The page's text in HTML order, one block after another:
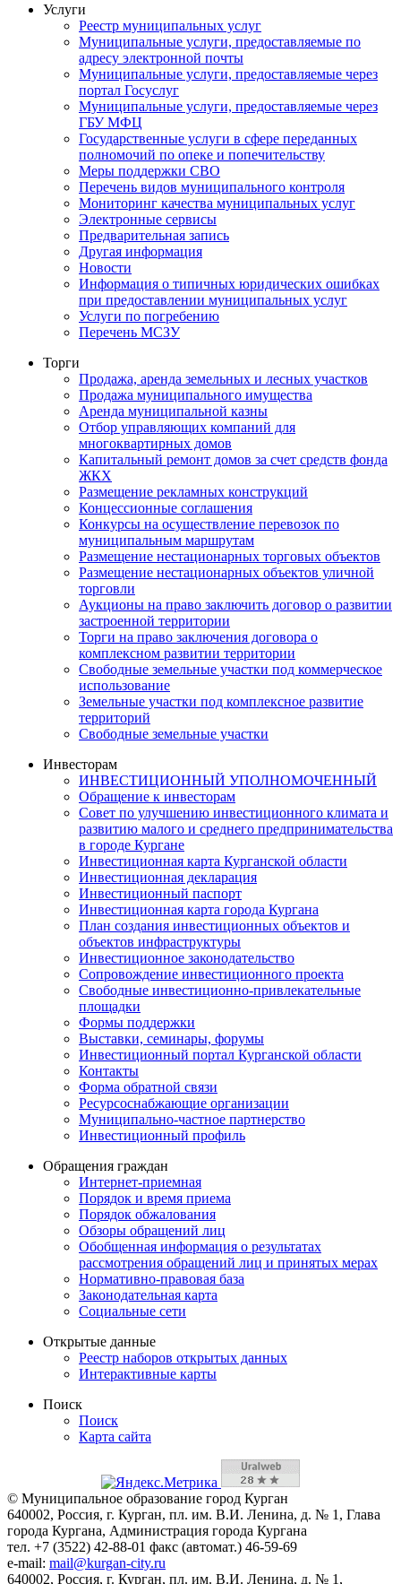
Услуги
Реестр муниципальных услуг
Муниципальные услуги, предоставляемые по
адресу электронной почты
Муниципальные услуги, предоставляемые через
портал Госуслуг
Муниципальные услуги, предоставляемые через
ГБУ МФЦ
Государственные услуги в сфере переданных
полномочий по опеке и попечительству
Меры поддержки СВО
Перечень видов муниципального контроля
Мониторинг качества муниципальных услуг
Электронные сервисы
Предварительная запись
Другая информация
Новости
Информация о типичных юридических ошибках
при предоставлении муниципальных услуг
Услуги по погребению
Перечень МСЗУ
Торги
Продажа, аренда земельных и лесных участков
Продажа муниципального имущества
Аренда муниципальной казны
Отбор управляющих компаний для
многоквартирных домов
Капитальный ремонт домов за счет средств фонда
ЖКХ
Размещение рекламных конструкций
Концессионные соглашения
Конкурсы на осуществление перевозок по
муниципальным маршрутам
Размещение нестационарных торговых объектов
Размещение нестационарных объектов уличной
торговли
Аукционы на право заключить договор о развитии
застроенной территории
Торги на право заключения договора о
комплексном развитии территории
Свободные земельные участки под коммерческое
использование
Земельные участки под комплексное развитие
территорий
Свободные земельные участки
Инвесторам
ИНВЕСТИЦИОННЫЙ УПОЛНОМОЧЕННЫЙ
Обращение к инвесторам
Совет по улучшению инвестиционного климата и
развитию малого и среднего предпринимательства
в городе Кургане
Инвестиционная карта Курганской области
Инвестиционная декларация
Инвестиционный паспорт
Инвестиционная карта города Кургана
План создания инвестиционных объектов и
объектов инфраструктуры
Инвестиционное законодательство
Сопровождение инвестиционного проекта
Свободные инвестиционно-привлекательные
площадки
Формы поддержки
Выставки, семинары, форумы
Инвестиционный портал Курганской области
Контакты
Форма обратной связи
Ресурсоснабжающие организации
Муниципально-частное партнерство
Инвестиционный профиль
Обращения граждан
Интернет-приемная
Порядок и время приема
Порядок обжалования
Обзоры обращений лиц
Обобщенная информация о результатах
рассмотрения обращений лиц и принятых мерах
Нормативно-правовая база
Законодательная карта
Социальные сети
Открытые данные
Реестр наборов открытых данных
Интерактивные карты
Поиск
Поиск
Карта сайта
© Муниципальное образование город Курган
640002, Россия, г. Курган, пл. им. В.И. Ленина, д. № 1, Глава
города Кургана, Администрация города Кургана
тел. +7 (3522) 42-88-01 факс (автомат.) 46-59-69
e-mail: mail@kurgan-city.ru
640002, Россия, г. Курган, пл. им. В.И. Ленина, д. № 1,